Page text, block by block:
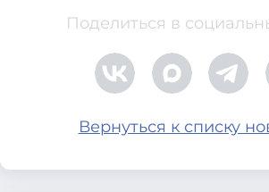
Поделиться в
Вернуться к списку